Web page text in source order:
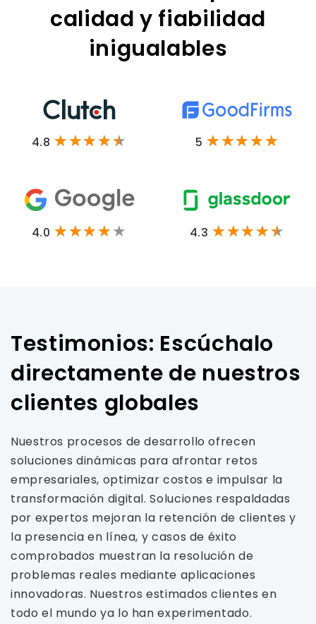
calidad y fiabilidad
inigualables
4.8 5
4.0 4.3
Testimonios: Escúchalo
directamente de nuestros
clientes globales
Nuestros procesos de desarrollo ofrecen
soluciones dinámicas para afrontar retos
empresariales, optimizar costos e impulsar la
transformación digital. Soluciones respaldadas
por expertos mejoran la retención de clientes y
la presencia en línea, y casos de éxito
comprobados muestran la resolución de
problemas reales mediante aplicaciones
innovadoras. Nuestros estimados clientes en
todo el mundo ya lo han experimentado.